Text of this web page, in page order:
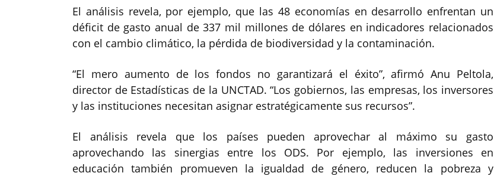
El análisis revela, por ejemplo, que las 48 economías en desarrollo enfrentan un
déficit de gasto anual de 337 mil millones de dólares en indicadores relacionados
con el cambio climático, la pérdida de biodiversidad y la contaminación.
“El mero aumento de los fondos no garantizará el éxito”, afirmó Anu Peltola,
director de Estadísticas de la UNCTAD. “Los gobiernos, las empresas, los inversores
y las instituciones necesitan asignar estratégicamente sus recursos”.
El análisis revela que los países pueden aprovechar al máximo su gasto
aprovechando las sinergias entre los ODS. Por ejemplo, las inversiones en
educación también promueven la igualdad de género, reducen la pobreza y